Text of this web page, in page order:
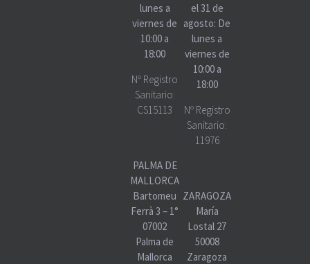
lunes a
viernes de
10:00 a
18:00
Nº Registro
Sanitario:
CS15113
PALMA DE
MALLORCA
Bartomeu
Ferrà 3 – 1°
07002
Palma de
Mallorca
el 31 de
agosto: De
lunes a
viernes de
10:00 a
18:00
Nº Registro
Sanitario:
11976
ZARAGOZA
María
Lostal 27
50008
Zaragoza